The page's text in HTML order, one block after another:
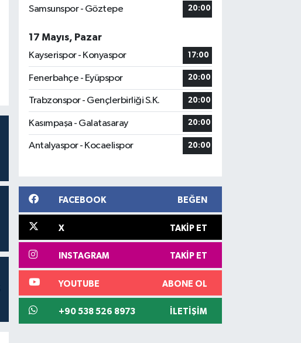
Samsunspor - Göztepe 20:00
17 Mayıs, Pazar
Kayserispor - Konyaspor
17:00
Fenerbahçe - Eyüpspor 20:00
Trabzonspor - Gençlerbirliği S.K. 20:00
Kasımpaşa - Galatasaray 20:00
Antalyaspor - Kocaelispor 20:00
FACEBOOK BEĞEN
X TAKIP ET
INSTAGRAM TAKIP ET
YOUTUBE ABONE OL
+90 538 526 8973 İLETIŞIM